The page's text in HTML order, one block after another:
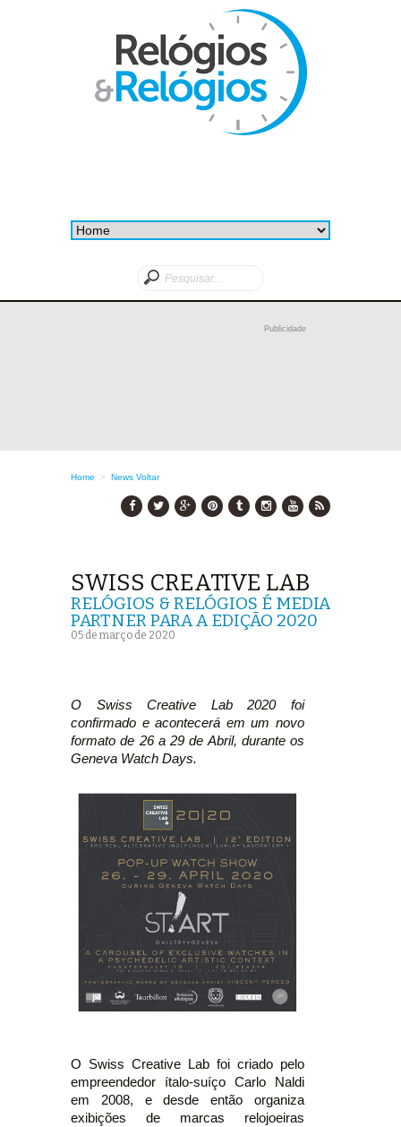
Publicidade
Home > News Voltar
SWISS CREATIVE LAB
RELÓGIOS & RELÓGIOS É MEDIA
PARTNER PARA A EDIÇÃO 2020
05 de março de 2020
O Swiss Creative Lab 2020 foi
confirmado e acontecerá em um novo
formato de 26 a 29 de Abril, durante os
Geneva Watch Days.
O Swiss Creative Lab foi criado pelo
empreendedor ítalo-suíço Carlo Naldi
em 2008, e desde então organiza
exibições de marcas relojoeiras